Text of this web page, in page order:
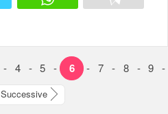
- 4 - 5 - 6 - 7 - 8 - 9 -
Successive